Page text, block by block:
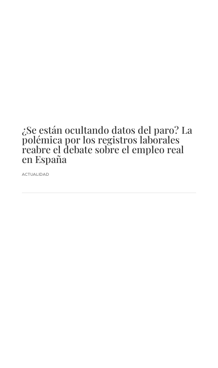
¿Se están ocultando datos del paro? La
polémica por los registros laborales
reabre el debate sobre el empleo real
en España
ACTUALIDAD